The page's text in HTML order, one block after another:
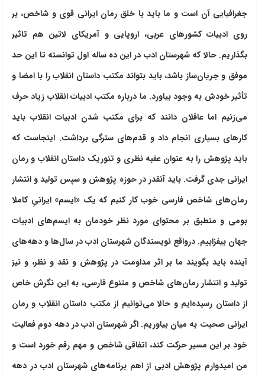
جغرافیایی آن است و ما باید با خلق رمان ایرانی قوی و شاخص، بر
روی ادبیات کشورهای عربی، اروپایی و آمریکای لاتین هم تاثیر
بگذاریم. حالا که شهرستان ادب در این ده ساله اول توانسته تا این حد
موفق و جریان‌ساز باشد، باید بتواند مکتب داستان انقلاب را با امضا و
تأثیر خودش به وجود بیاورد. ما درباره مکتب ادبیات انقلاب زیاد حرف
می‌زنیم اما عاقلان دانند که برای مکتب شدن ادبیات انقلاب باید
کارهای بسیاری انجام داد و قدم‌های سترگی برداشت. اینجاست که
باید پژوهش را به عنوان عقبه نظری و تئوریک داستان انقلاب و رمان
ایرانی جدی گرفت. باید آنقدر در حوزه پژوهش و سپس تولید و انتشار
رمان‌های شاخص فارسی خوب کار کنیم که یک «ایسم» ایرانیِ کاملا
بومی و منطبق بر محتوای مورد نظر خودمان به ایسم‌های ادبیات
جهان بیفزاییم. درواقع نویسندگان شهرستان ادب در سال‌ها و دهه‌های
آینده باید بگویند ما بر اثر مداومت در پژوهش و نقد و نظر، و نیز
تولید و انتشار رمان‌های شاخص و متنوع فارسی، به این نگرش خاص
از داستان رسیده‌ایم و حالا می‌توانیم از مکتب داستان انقلاب و رمان
ایرانی صحبت به میان بیاوریم. اگر شهرستان ادب در دهه دوم فعالیت
خود بر این مسیر حرکت کند، اتفاقی شاخص و مهم رقم خورد است و
من امیدوارم پژوهش ادبی از اهم برنامه‌های شهرستان ادب در دهه